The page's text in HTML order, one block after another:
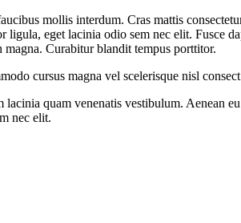
mollis interdum. Cras mattis
eget lacinia odio sem nec elit. Fusce
magna. Curabitur blandit tempus porttitor.
cursus magna vel scelerisque nisl
quam venenatis vestibulum. Aenean
nec elit.